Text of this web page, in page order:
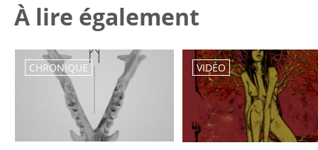
À lire également
CHRONIQUE VIDÉO